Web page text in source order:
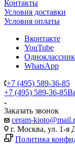
Контакты
Условия доставки
Условия оплаты
Вконтакте
YouTube
WhatsApp
+7 (495) 589-36-85
+7 (495) 589-36-85
Заказать звонок
ceram-
г. Москва, ул. 1-я
Политика